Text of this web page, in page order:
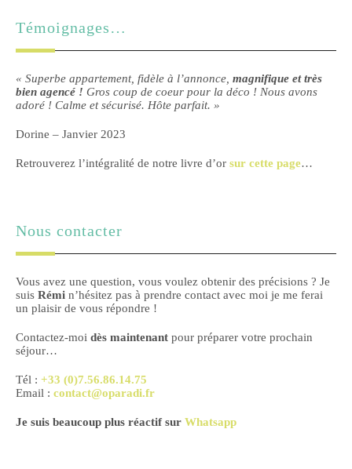
Témoignages…
« Superbe appartement, fidèle à l’annonce, magnifique et très
bien agencé ! Gros coup de coeur pour la déco ! Nous avons
adoré ! Calme et sécurisé. Hôte parfait. »
Dorine – Janvier 2023
Retrouverez l’intégralité de notre livre d’or sur cette page…
Nous contacter
Vous avez une question, vous voulez obtenir des précisions ? Je
suis Rémi n’hésitez pas à prendre contact avec moi je me ferai
un plaisir de vous répondre !
Contactez-moi dès maintenant pour préparer votre prochain
séjour…
Tél : +33 (0)7.56.86.14.75
Email : contact@oparadi.fr
Je suis beaucoup plus réactif sur Whatsapp